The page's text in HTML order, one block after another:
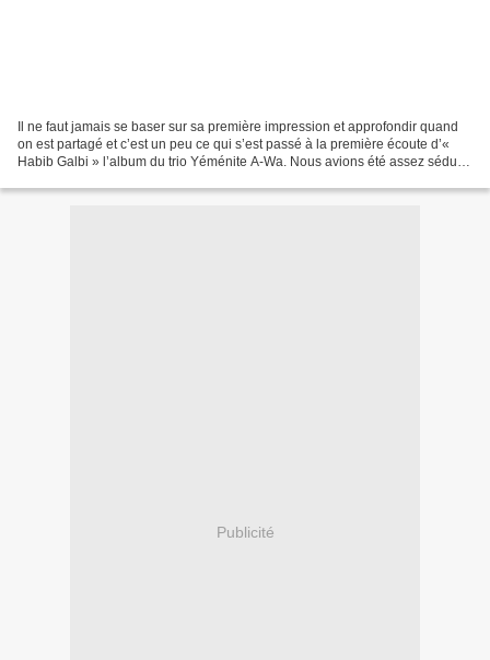
Il ne faut jamais se baser sur sa première impression et approfondir quand
on est partagé et c’est un peu ce qui s’est passé à la première écoute d’«
Habib Galbi » l’album du trio Yéménite A-Wa. Nous avions été assez séduits
Publicité